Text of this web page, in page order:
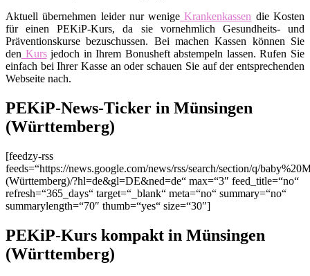
Aktuell übernehmen leider nur wenige Krankenkassen die Kosten
für einen PEKiP-Kurs, da sie vornehmlich Gesundheits- und
Präventionskurse bezuschussen. Bei machen Kassen können Sie
den Kursjedoch in Ihrem Bonusheft abstempeln lassen. Rufen Sie
einfach bei Ihrer Kasse an oder schauen Sie auf der entsprechenden
Webseite nach.
PEKiP-News-Ticker in Münsingen
(Württemberg)
[feedzy-rss
feeds=“https://news.google.com/news/rss/search/section/q/
(Württemberg)/?hl=de&gl=DE&ned=de“ max=“3″ feed_title=“no“
refresh=“365_days“ target=“_blank“ meta=“no“ summary=“no“
summarylength=“70″ thumb=“yes“ size=“30″]
PEKiP-Kurs kompakt in Münsingen
(Württemberg)